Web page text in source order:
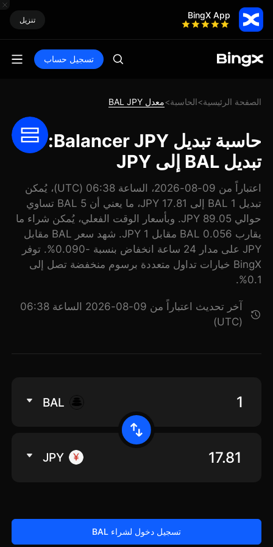
BingX App تنزيل
تسجيل حساب
الصفحة الرئيسية>الحاسبة>معدل BAL JPY
حاسبة تبديل Balancer JPY:
تبديل BAL إلى JPY
اعتباراً من 09-08-2026، الساعة 06:38 (UTC)، يُمكن
تبديل 1 BAL إلى 17.81 JPY، ما يعني أن 5 BAL تساوي
حوالي 89.05 JPY. وبأسعار الوقت الفعلي، يُمكن شراء ما
يقارب 0.056 BAL مقابل 1 JPY. شهد سعر BAL مقابل
JPY على مدار 24 ساعة انخفاض بنسبة -0.090%. توفر
BingX خيارات تداول متعددة برسوم منخفضة تصل إلى
0.1%.
آخر تحديث اعتباراً من 09-08-2026 الساعة 06:38
(UTC)
BAL
JPY
تسجيل دخول لشراء BAL